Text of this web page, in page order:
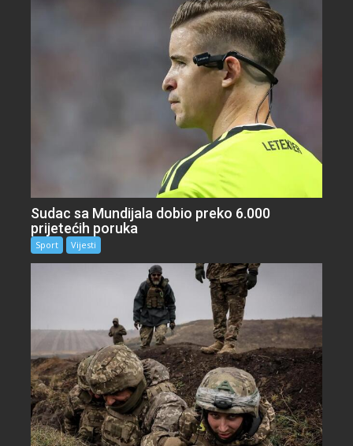
Sudac sa Mundijala dobio preko 6.000
prijetećih poruka
Sport Vijesti